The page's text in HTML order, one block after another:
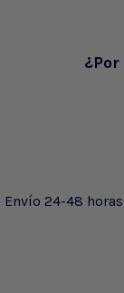
Envío 24-48